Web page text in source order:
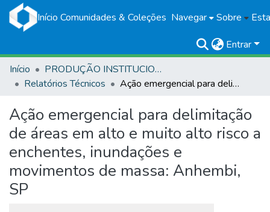
Início Comunidades & Coleções Navegar Sobre
Entrar
Início
PRODUÇÃO INSTITUCIONAL
Relatórios Técnicos
Ação emergencial para delimitação de áreas em alto e muito alto risco a enchentes, inundações e movimentos de massa: Anhembi, SP
Ação emergencial para delimitação
de áreas em alto e muito alto risco a
enchentes, inundações e
movimentos de massa: Anhembi,
SP